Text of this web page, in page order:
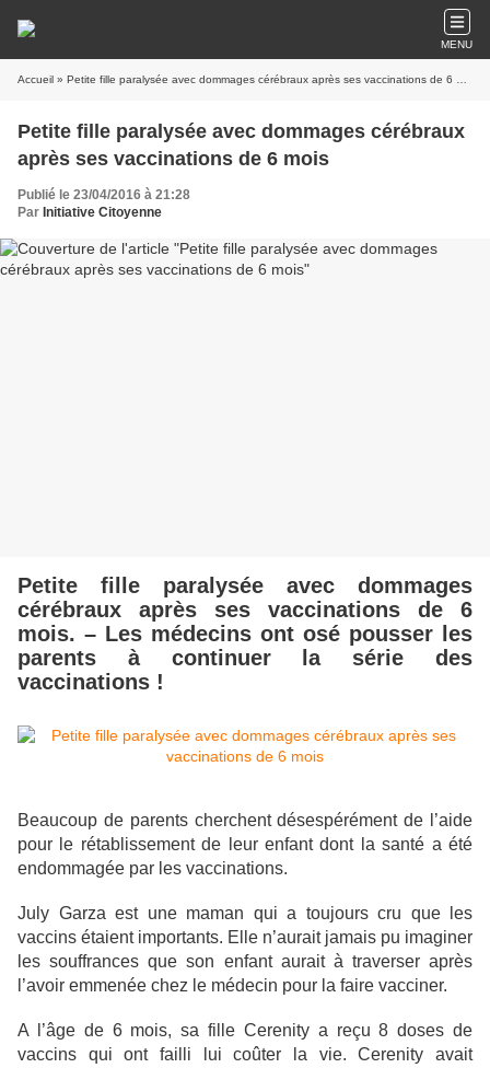
MENU
Accueil » Petite fille paralysée avec dommages cérébraux après ses vaccinations de 6 mois
Petite fille paralysée avec dommages cérébraux
après ses vaccinations de 6 mois
Publié le 23/04/2016 à 21:28
Par Initiative Citoyenne
Petite fille paralysée avec dommages
cérébraux après ses vaccinations de 6
mois. – Les médecins ont osé pousser les
parents à continuer la série des
vaccinations !
Beaucoup de parents cherchent désespérément de l’aide
pour le rétablissement de leur enfant dont la santé a été
endommagée par les vaccinations.
July Garza est une maman qui a toujours cru que les
vaccins étaient importants. Elle n’aurait jamais pu imaginer
les souffrances que son enfant aurait à traverser après
l’avoir emmenée chez le médecin pour la faire vacciner.
A l’âge de 6 mois, sa fille Cerenity a reçu 8 doses de
vaccins qui ont failli lui coûter la vie. Cerenity avait